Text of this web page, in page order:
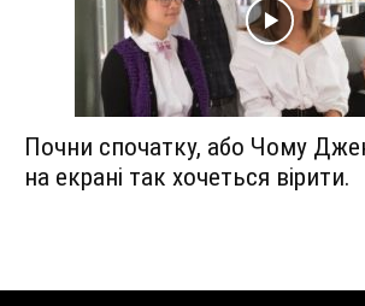
Почни спочатку, або Чому
на екрані так хочеться вірити.